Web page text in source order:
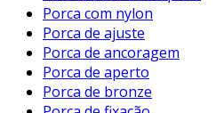
Usinagem: O material é
máquina de usinagem,
moldado para alcançar as
desejadas.
Tratamento Superficial
Porca com nylon
Porca de ajuste
Porca de ancoragem
Porca de aperto
Porca de bronze